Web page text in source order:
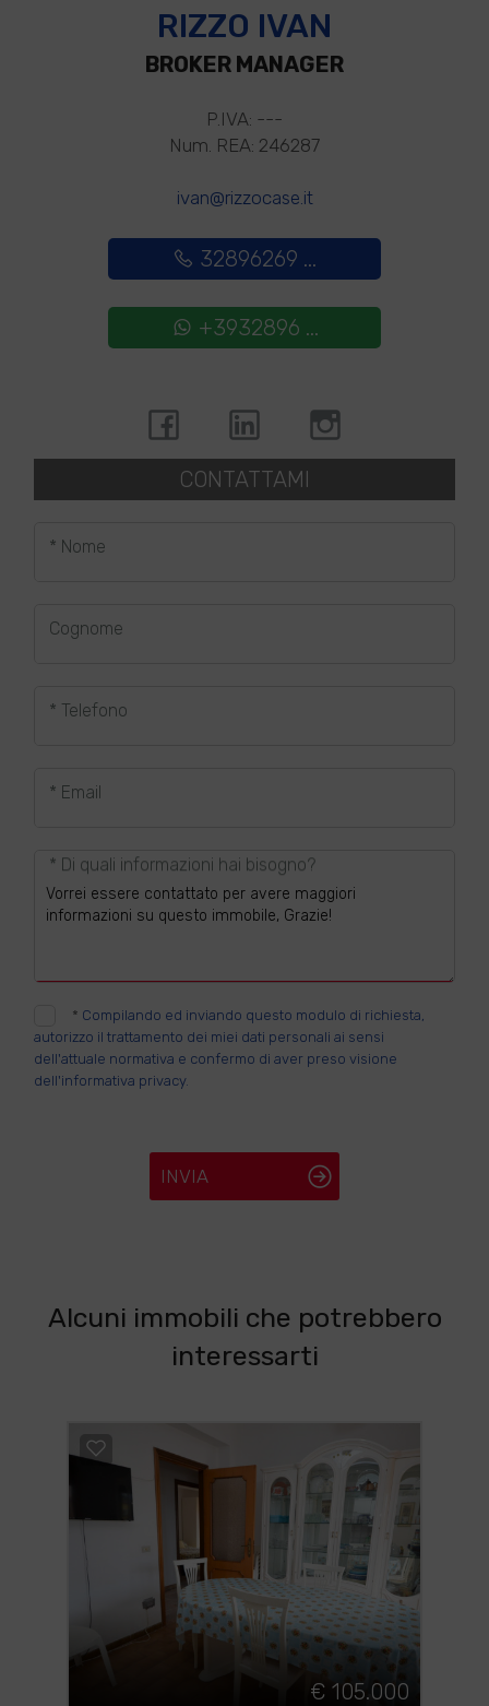
RIZZO IVAN
BROKER MANAGER
P.IVA: ---
Num. REA: 246287
ivan@rizzocase.it
32896269 ...
+3932896 ...
CONTATTAMI
* Nome
Cognome
* Telefono
* Email
* Di quali informazioni hai bisogno?
* Compilando ed inviando questo modulo di richiesta,
autorizzo il trattamento dei miei dati personali ai sensi
dell'attuale normativa e confermo di aver preso visione
dell'informativa privacy.
INVIA
Alcuni immobili che potrebbero
interessarti
€ 105.000